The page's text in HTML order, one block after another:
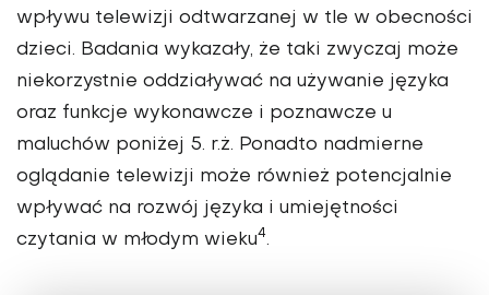
wpływu telewizji odtwarzanej w tle w obecności
dzieci. Badania wykazały, że taki zwyczaj może
nie­korzystnie oddziaływać na używa­nie języka
oraz funkcje wykonawcze i poznawcze u
maluchów poniżej 5. r.ż. Ponadto nadmierne
oglądanie telewizji może również potencjalnie
wpływać na rozwój języka i umiejęt­ności
czytania w młodym wieku4.